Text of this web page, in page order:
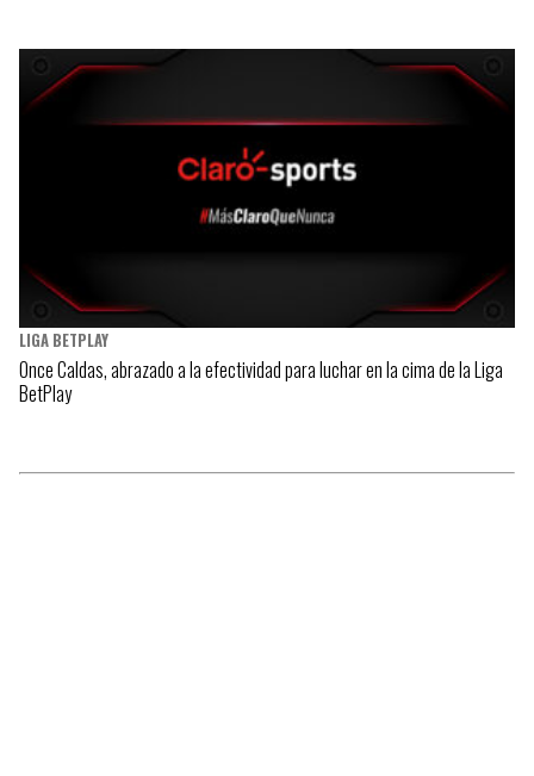
LIGA BETPLAY
Once Caldas, abrazado a la efectividad para luchar en la cima de la Liga
BetPlay